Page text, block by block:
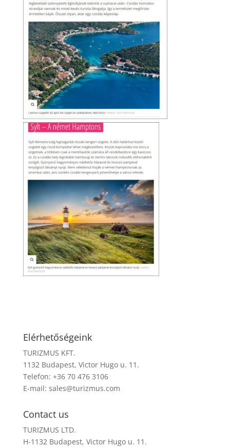
Elérhetőségeink
TURIZMUS KFT.
1132 Budapest, Victor Hugo u. 11.
Telefon: +36 70 476 3106
E-mail: sales@turizmus.com
Contact us
TURIZMUS LTD.
H-1132 Budapest, Victor Hugo u. 11.